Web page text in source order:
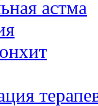
астма